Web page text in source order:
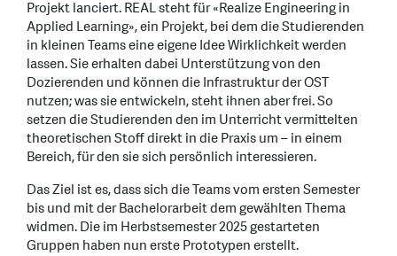
Projekt lanciert. REAL steht für «Realize Engineering in
Applied Learning», ein Projekt, bei dem die Studierenden
in kleinen Teams eine eigene Idee Wirklichkeit werden
lassen. Sie erhalten dabei Unterstützung von den
Dozierenden und können die Infrastruktur der OST
nutzen; was sie entwickeln, steht ihnen aber frei. So
setzen die Studierenden den im Unterricht vermittelten
theoretischen Stoff direkt in die Praxis um – in einem
Bereich, für den sie sich persönlich interessieren.
Das Ziel ist es, dass sich die Teams vom ersten Semester
bis und mit der Bachelorarbeit dem gewählten Thema
widmen. Die im Herbstsemester 2025 gestarteten
Gruppen haben nun erste Prototypen erstellt.